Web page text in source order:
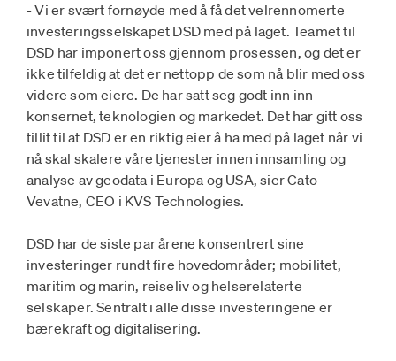
- Vi er svært fornøyde med å få det velrennomerte
investeringsselskapet DSD med på laget. Teamet til
DSD har imponert oss gjennom prosessen, og det er
ikke tilfeldig at det er nettopp de som nå blir med oss
videre som eiere. De har satt seg godt inn inn
konsernet, teknologien og markedet. Det har gitt oss
tillit til at DSD er en riktig eier å ha med på laget når vi
nå skal skalere våre tjenester innen innsamling og
analyse av geodata i Europa og USA, sier Cato
Vevatne, CEO i KVS Technologies.
DSD har de siste par årene konsentrert sine
investeringer rundt fire hovedområder; mobilitet,
maritim og marin, reiseliv og helserelaterte
selskaper. Sentralt i alle disse investeringene er
bærekraft og digitalisering.